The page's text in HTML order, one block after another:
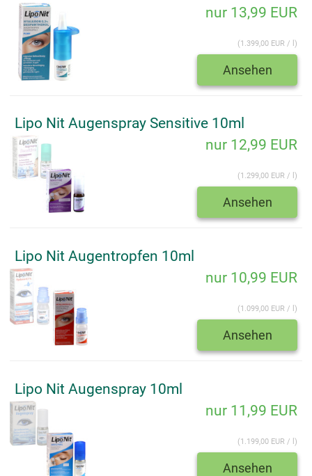
nur 13,99 EUR
(1.399,00 EUR / l)
Ansehen
Lipo Nit Augenspray Sensitive 10ml
nur 12,99 EUR
(1.299,00 EUR / l)
Ansehen
Lipo Nit Augentropfen 10ml
nur 10,99 EUR
(1.099,00 EUR / l)
Ansehen
Lipo Nit Augenspray 10ml
nur 11,99 EUR
(1.199,00 EUR / l)
Ansehen